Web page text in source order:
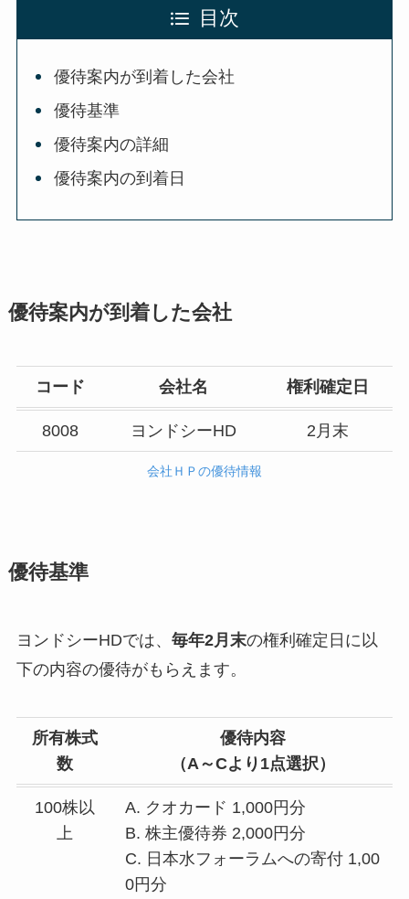
目次
優待案内が到着した会社
優待基準
優待案内の詳細
優待案内の到着日
優待案内が到着した会社
コード 会社名 権利確定日
8008 ヨンドシーHD 2月末
会社ＨＰの優待情報
優待基準
ヨンドシーHDでは、 毎年2月末の権利確定日に以
下の内容の優待がもらえます。
所有株式
数
優待内容
（A～Cより1点選択）
100株以
上
A. クオカード 1,000円分
B. 株主優待券 2,000円分
C. 日本水フォーラムへの寄付 1,00
0円分